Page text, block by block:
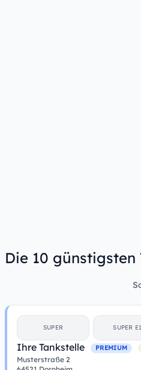
Die 10 günstigsten
SUPER SUPER
Ihre Tankstelle PREMIUM
Musterstraße 2